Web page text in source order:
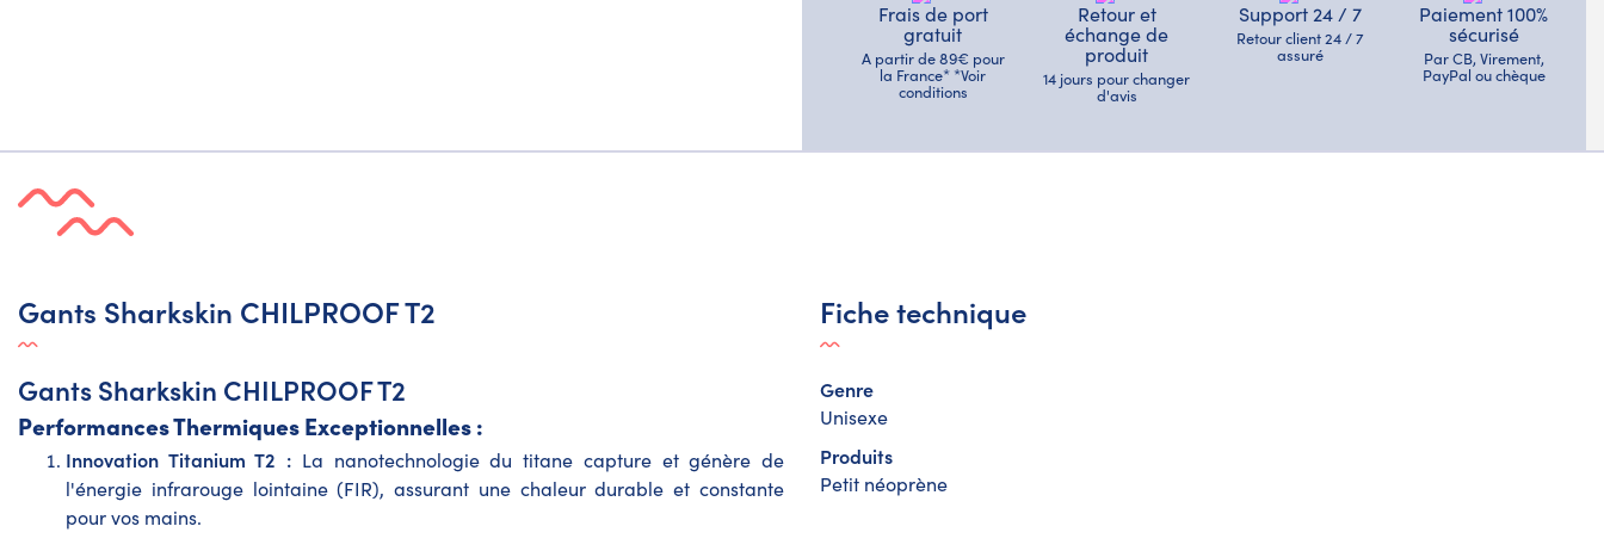
Frais de port
gratuit
A partir de 89€ pour
la France* *Voir
conditions
Retour et
échange de
produit
14 jours pour changer
d'avis
Support 24 / 7
Retour client 24 / 7
assuré
Paiement 100%
sécurisé
Par CB, Virement,
PayPal ou chèque
Gants Sharkskin CHILPROOF T2
Gants Sharkskin CHILPROOF T2
Performances Thermiques Exceptionnelles :
Innovation Titanium T2 : La nanotechnologie du titane capture et génère de
l'énergie infrarouge lointaine (FIR), assurant une chaleur durable et constante
pour vos mains.
Fiche technique
Genre
Unisexe
Produits
Petit néoprène